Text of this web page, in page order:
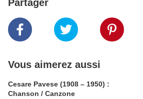
Partager
Vous aimerez aussi
Cesare Pavese (1908 – 1950) :
Chanson / Canzone